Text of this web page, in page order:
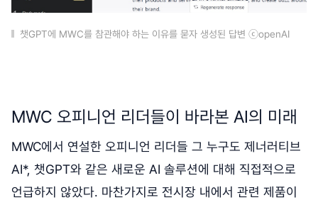
챗GPT에 MWC를 참관해야 하는 이유를 묻자 생성된 답변 ⓒopenAI
MWC 오피니언 리더들이 바라본 AI의 미래
MWC에서 연설한 오피니언 리더들 그 누구도 제너러티브
AI*, 챗GPT와 같은 새로운 AI 솔루션에 대해 직접적으로
언급하지 않았다. 마찬가지로 전시장 내에서 관련 제품이